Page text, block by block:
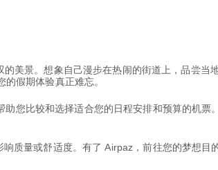
美景。想象自己漫步在热闹的街道上，品尝当
假期体验真正难忘。
您比较和选择适合您的日程安排和预算的机票
质量或舒适度。有了 Airpaz，前往您的梦想目